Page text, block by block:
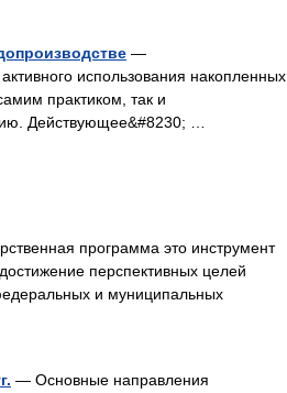
—
использования накопленных
практиком, так и
Действующее&#8230; …
программа это инструмент
перспективных целей
и муниципальных
— Основные направления